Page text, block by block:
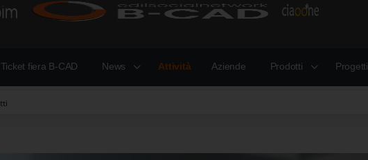
Ticket fiera B-CAD News Attività Aziende Prodotti Progetti